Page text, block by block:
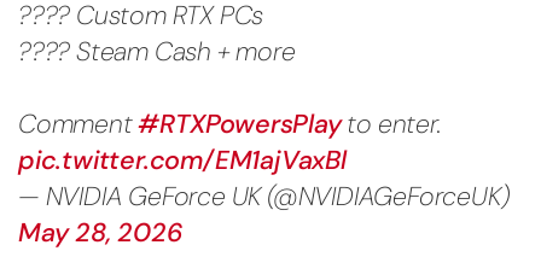
???? Custom RTX PCs
???? Steam Cash + more
Comment#RTXPowersPlayto enter.
pic.twitter.com/EM1ajVaxBl
— NVIDIA GeForce UK (@NVIDIAGeForceUK)
May 28, 2026